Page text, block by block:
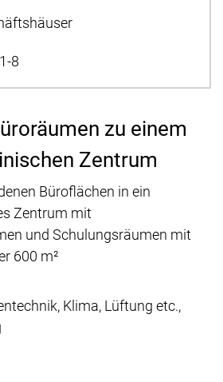
1-8
zu einem
Zentrum
Büroflächen in ein
Zentrum mit
und Schulungsräumen mit
600 m²
Klima, Lüftung etc.,